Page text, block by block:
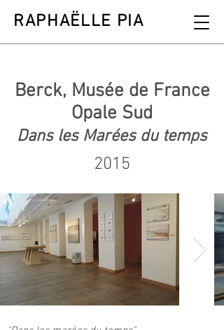
RAPHAËLLE PIA
Berck, Musée de France
Opale Sud
Dans les Marées du temps
2015